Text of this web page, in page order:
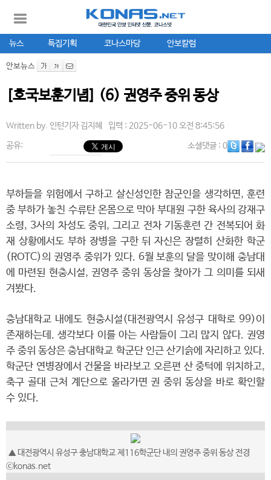
뉴스 특집기획 코나스마당 안보칼럼
안보뉴스
[호국보훈기념] (6) 권영주 중위 동상
Written by. 인턴기자 김지혜 입력 : 2025-06-10 오전 8:45:56
공유: 소셜댓글: 0
부하들을 위험에서 구하고 살신성인한 참군인을 생각하면, 훈련
중 부하가 놓친 수류탄 온몸으로 막아 부대원 구한 육사의 강재구
소령, 3사의 차성도 중위, 그리고 전차 기동훈련 간 전복되어 화
재 상황에서도 부하 장병을 구한 뒤 자신은 장렬히 산화한 학군
(ROTC)의 권영주 중위가 있다. 6월 보훈의 달을 맞이해 충남대
에 마련된 현충시설, 권영주 중위 동상을 찾아가 그 의미를 되새
겨봤다.
충남대학교 내에도 현충시설(대전광역시 유성구 대학로 99)이
존재하는데. 생각보다 이를 아는 사람들이 그리 많지 않다. 권영
주 중위 동상은 충남대학교 학군단 인근 산기슭에 자리하고 있다.
​학군단 연병장에서 건물을 바라보고 오른편 산 중턱에 위치하고,
축구 골대 근처 계단으로 올라가면 권 중위 동상을 바로 확인할
수 있다.
▲ 대전광역시 유성구 충남대학교 제116학군단 내의 권영주 중위 동상 전경
ⓒkonas.net